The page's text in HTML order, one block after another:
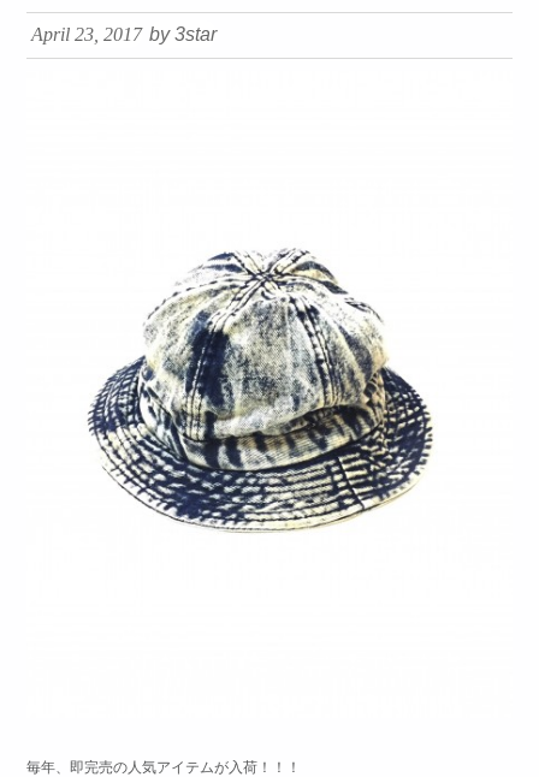
April 23, 2017 by 3star
毎年、即完売の人気アイテムが入荷！！！